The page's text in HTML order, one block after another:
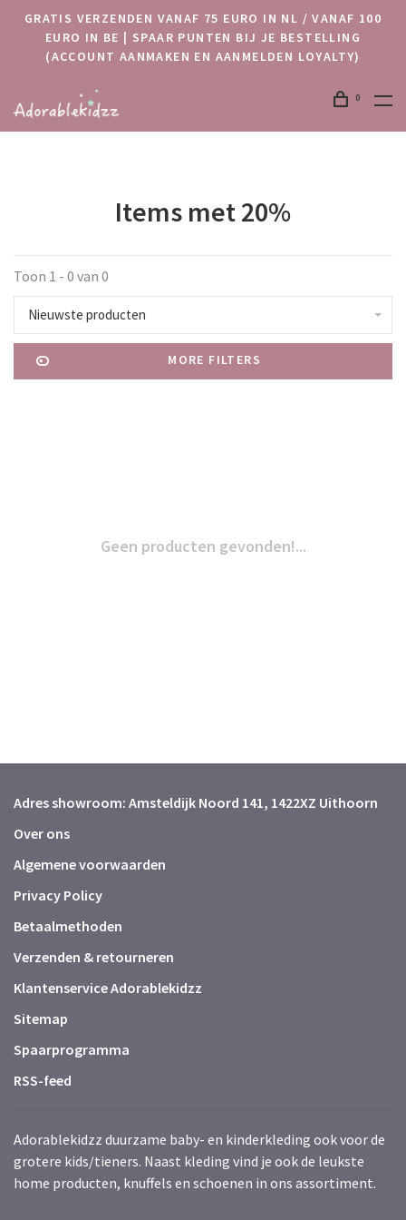
GRATIS VERZENDEN VANAF 75 EURO IN NL / VANAF 100
EURO IN BE | SPAAR PUNTEN BIJ JE BESTELLING
(ACCOUNT AANMAKEN EN AANMELDEN LOYALTY)
0
Items met 20%
Toon 1 - 0 van 0
Nieuwste producten
MORE FILTERS
Geen producten gevonden!...
Adres showroom: Amsteldijk Noord 141, 1422XZ Uithoorn
Over ons
Algemene voorwaarden
Privacy Policy
Betaalmethoden
Verzenden & retourneren
Klantenservice Adorablekidzz
Sitemap
Spaarprogramma
RSS-feed
Adorablekidzz duurzame baby- en kinderkleding ook voor de
grotere kids/tieners. Naast kleding vind je ook de leukste
home producten, knuffels en schoenen in ons assortiment.